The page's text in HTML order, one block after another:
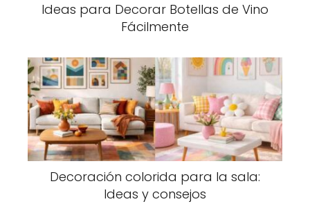
Ideas para Decorar Botellas de Vino
Fácilmente
Decoración colorida para la sala:
Ideas y consejos